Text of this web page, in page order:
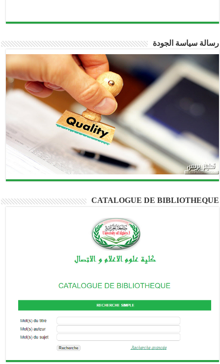
سياسة الجودة
CATALOGUE DE